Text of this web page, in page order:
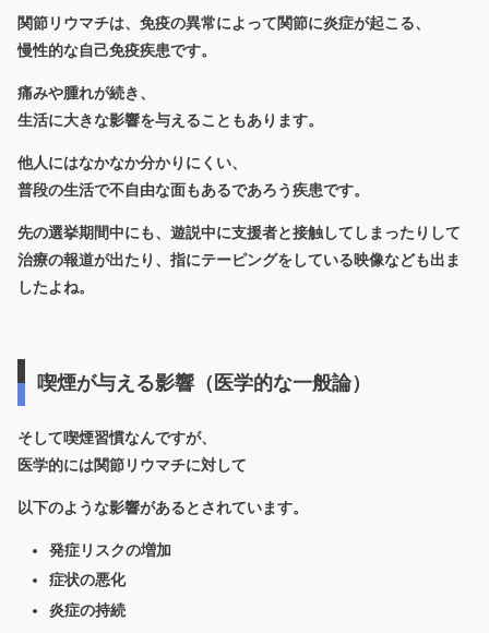
関節リウマチは、免疫の異常によって関節に炎症が起こる、
慢性的な自己免疫疾患です。
痛みや腫れが続き、
生活に大きな影響を与えることもあります。
他人にはなかなか分かりにくい、
普段の生活で不自由な面もあるであろう疾患です。
先の選挙期間中にも、遊説中に支援者と接触してしまったりして
治療の報道が出たり、指にテーピングをしている映像なども出ま
したよね。
喫煙が与える影響（医学的な一般論）
そして喫煙習慣なんですが、
医学的には関節リウマチに対して
以下のような影響があるとされています。
発症リスクの増加
症状の悪化
炎症の持続